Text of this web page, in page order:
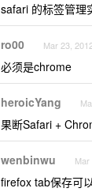
safari 的标签管理
ro00 Mar 23,
必须是chrome
heroicYang
果断Safari +
wenbinwu
firefox tab保存可